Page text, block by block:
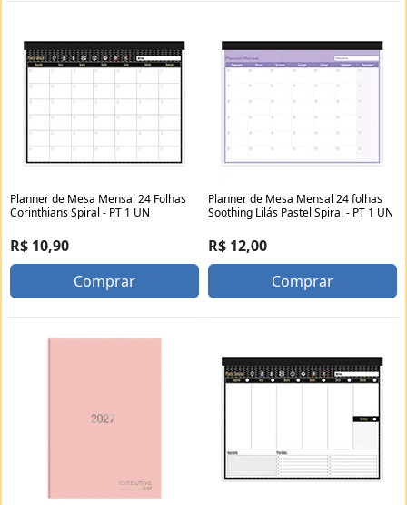
Planner de Mesa Mensal 24 Folhas
Corinthians Spiral - PT 1 UN
R$ 10,90
Comprar
Planner de Mesa Mensal 24 folhas
Soothing Lilás Pastel Spiral - PT 1 UN
R$ 12,00
Comprar